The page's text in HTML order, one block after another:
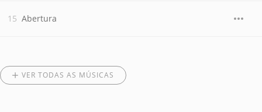
Abertura
VER TODAS AS MÚSICAS